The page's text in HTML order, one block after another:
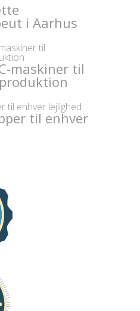
i Aarhus
maskiner til
til enhver